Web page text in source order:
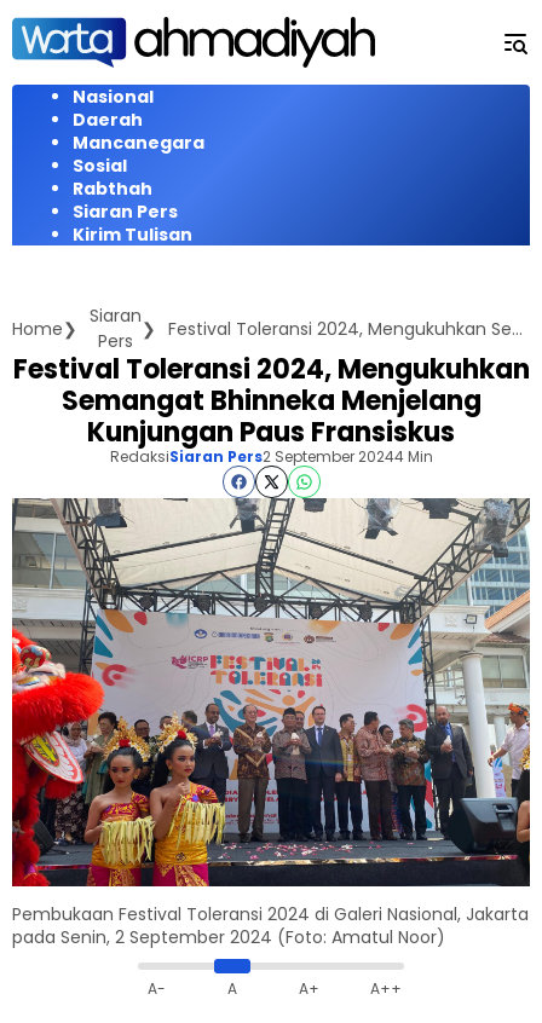
Langsung
konten
Nasional
Daerah
Mancanegara
Sosial
Rabthah
Siaran Pers
Kirim Tulisan
Home
Siaran
Pers
Festival Toleransi 2024, Mengukuhkan Semangat Bhinneka Menjelang Kunjungan Paus Fransiskus
Festival Toleransi 2024, Mengukuhkan
Semangat Bhinneka Menjelang
Kunjungan Paus Fransiskus
RedaksiSiaran Pers2 September 20244 Min
Pembukaan Festival Toleransi 2024 di Galeri Nasional, Jakarta
pada Senin, 2 September 2024 (Foto: Amatul Noor)
A- A A+ A++